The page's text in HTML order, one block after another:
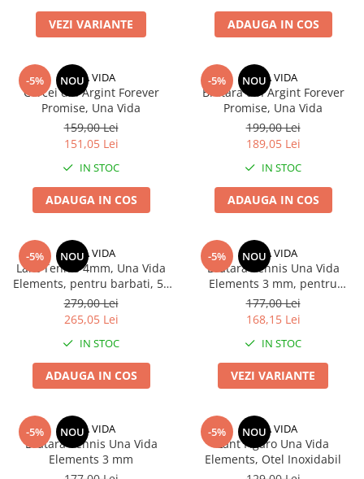
VEZI VARIANTE ADAUGA IN COS
-5% NOU
UNA VIDA
Cercei din Argint Forever
Promise, Una Vida
159,00 Lei
151,05 Lei
IN STOC
ADAUGA IN COS
-5% NOU
UNA VIDA
Bratara din Argint Forever
Promise, Una Vida
199,00 Lei
189,05 Lei
IN STOC
ADAUGA IN COS
-5% NOU
UNA VIDA
Lant Tennis 4mm, Una Vida
Elements, pentru barbati, 55
cm
279,00 Lei
265,05 Lei
IN STOC
ADAUGA IN COS
-5% NOU
UNA VIDA
Bratara Tennis Una Vida
Elements 3 mm, pentru
barbati
177,00 Lei
168,15 Lei
IN STOC
VEZI VARIANTE
-5% NOU
UNA VIDA
Bratara Tennis Una Vida
Elements 3 mm
-5% NOU
UNA VIDA
Lant Figaro Una Vida
Elements, Otel Inoxidabil